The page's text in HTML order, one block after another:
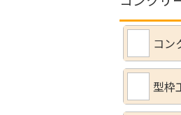
コン
型枠